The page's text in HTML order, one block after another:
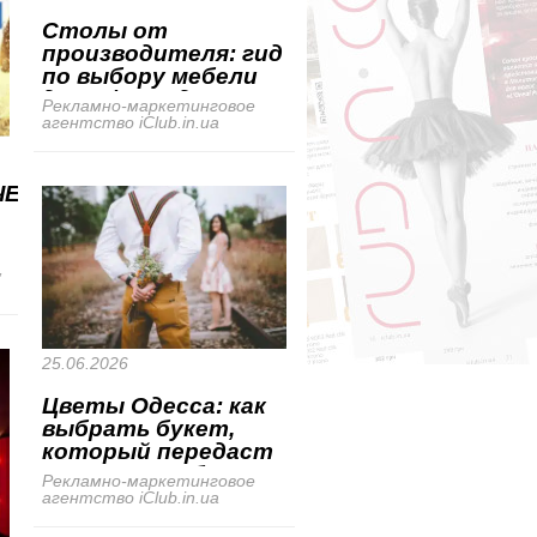
Столы от
производителя: гид
по выбору мебели
для офиса, дома и
гостиниц
Рекламно-маркетинговое
агентство iClub.in.ua
25.06.2026
Цветы Одесса: как
выбрать букет,
который передаст
настроение без
лишних слов
Рекламно-маркетинговое
агентство iClub.in.ua